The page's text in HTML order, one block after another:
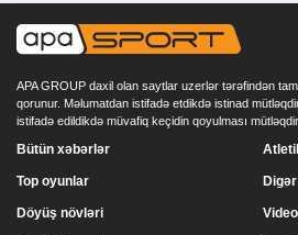
APA GROUP daxil olan saytlar uzerlər tərəfindən
qorunur. Məlumatdan istifadə etdikdə istinad
istifadə edildikdə müvafiq keçidin qoyulması mütləqdir.
Bütün xəbərlər
Top oyunlar
Döyüş növləri